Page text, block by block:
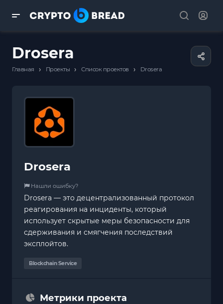
Drosera
Главная › Проекты › Список проектов › Drosera
Drosera
Нашли ошибку?
Drosera — это децентрализованный протокол
реагирования на инциденты, который
использует скрытые меры безопасности для
сдерживания и смягчения последствий
эксплойтов.
Blockchain Service
Метрики проекта